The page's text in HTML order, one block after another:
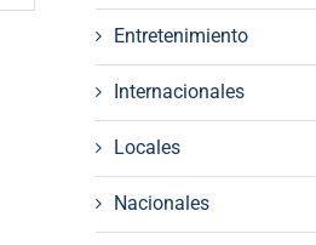
Entretenimiento
Internacionales
Locales
Nacionales